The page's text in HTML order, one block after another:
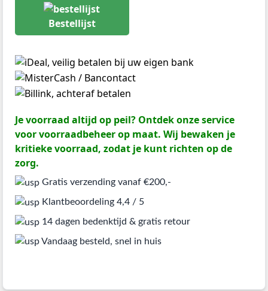
Bestellijst
Je voorraad altijd op peil? Ontdek onze service
voor voorraadbeheer op maat. Wij bewaken je
kritieke voorraad, zodat je kunt richten op de
zorg.
Gratis verzending vanaf €200,-
Klantbeoordeling 4,4 / 5
14 dagen bedenktijd & gratis retour
Vandaag besteld, snel in huis